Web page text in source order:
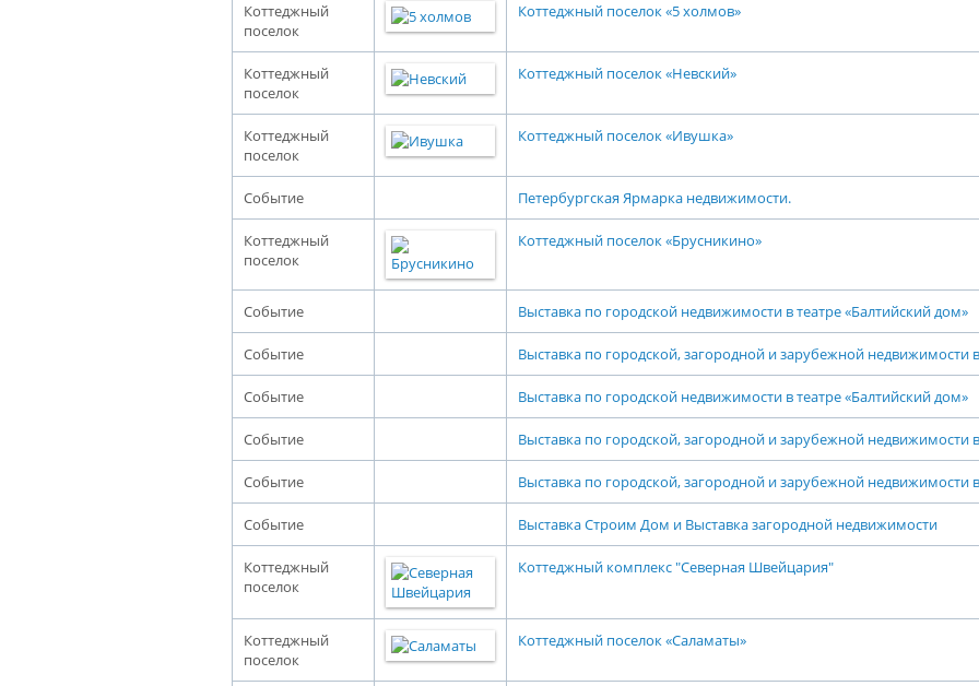
Коттеджный
поселок
Коттеджный поселок «5 холмов»
Коттеджный
поселок
Коттеджный поселок «Невский»
Коттеджный
поселок
Коттеджный поселок «Ивушка»
Событие Петербургская Ярмарка недвижимости.
Коттеджный
поселок
Коттеджный поселок «Брусникино»
Событие Выставка по городской недвижимости в театре «Балтийский дом»
Событие Выставка по городской, загородной и зарубежной недвижимости
Событие Выставка по городской недвижимости в театре «Балтийский дом»
Событие Выставка по городской, загородной и зарубежной недвижимости
Событие Выставка по городской, загородной и зарубежной недвижимости
Событие Выставка Строим Дом и Выставка загородной недвижимости
Коттеджный
поселок
Коттеджный комплекс "Северная Швейцария"
Коттеджный
поселок
Коттеджный поселок «Саламаты»